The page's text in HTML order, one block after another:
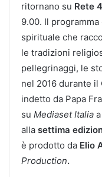
ritornano su Rete 4
9.00. Il
spirituale che
le tradizioni
pellegrinaggi, le
nel 2016 durante
indetto da Papa
su Mediaset Italia
alla settima
è prodotto da Elio
Production.